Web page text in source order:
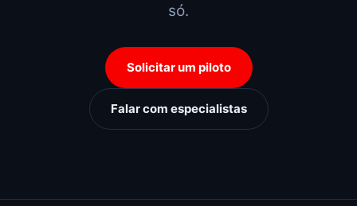
só.
Solicitar um piloto
Falar com especialistas